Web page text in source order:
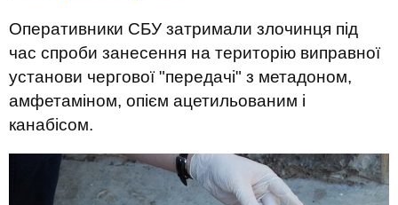
Оперативники СБУ затримали злочинця під
час спроби занесення на територію виправної
установи чергової "передачі" з метадоном,
амфетаміном, опієм ацетильованим і
канабісом.